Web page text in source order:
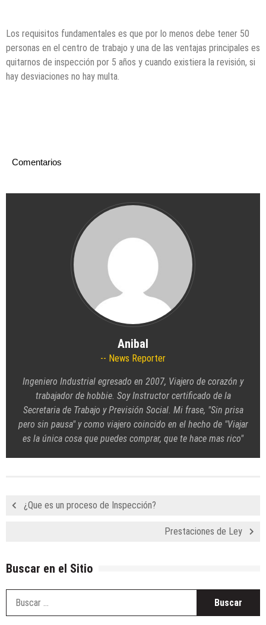
Los requisitos fundamentales es que por lo menos debe tener 50
personas en el centro de trabajo y una de las ventajas principales es
quitarnos de inspección por 5 años y cuando existiera la revisión, si
hay desviaciones no hay multa.
Comentarios
Anibal
News Reporter
Ingeniero Industrial egresado en 2007, Viajero de corazón y
trabajador de hobbie. Soy Instructor certificado de la
Secretaria de Trabajo y Previsión Social. Mi frase, "Sin prisa
pero sin pausa" y como viajero coincido en el hecho de "Viajar
es la única cosa que puedes comprar, que te hace mas rico"
¿Que es un proceso de Inspección?
Prestaciones de Ley
Buscar en el Sitio